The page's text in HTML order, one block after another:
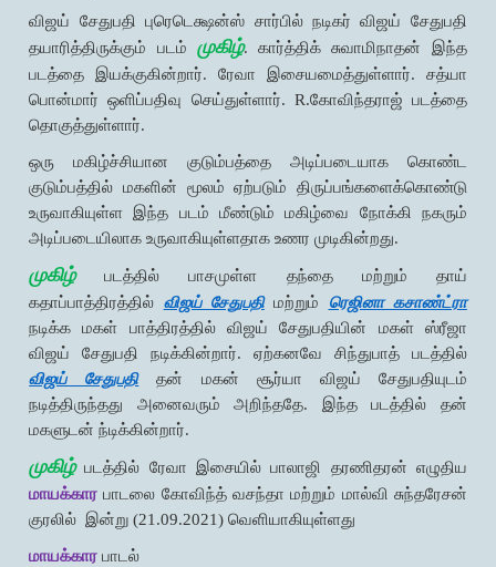
விஜய் சேதுபதி புரெடெக்ஷன்ஸ் சார்பில் நடிகர் விஜய் சேதுபதி
தயாரித்திருக்கும் படம் முகிழ். கார்த்திக் சுவாமிநாதன் இந்த
படத்தை இயக்குகின்றார். ரேவா இசையமைத்துள்ளார். சத்யா
பொன்மார் ஒளிப்பதிவு செய்துள்ளார். R.கோவிந்தராஜ் படத்தை
தொகுத்துள்ளார்.
ஒரு மகிழ்ச்சியான குடும்பத்தை அடிப்படையாக கொண்ட
குடும்பத்தில் மகளின் மூலம் ஏற்படும் திருப்பங்களைக்கொண்டு
உருவாகியுள்ள இந்த படம் மீண்டும் மகிழ்வை நோக்கி நகரும்
அடிப்படையிலாக உருவாகியுள்ளதாக உணர முடிகின்றது.
முகிழ்படத்தில் பாசமுள்ள தந்தை மற்றும் தாய்
கதாப்பாத்திரத்தில் விஜய் சேதுபதிமற்றும் ரெஜினா கசாண்ட்ரா
நடிக்க மகள் பாத்திரத்தில் விஜய் சேதுபதியின் மகள் ஸ்ரீஜா
விஜய் சேதுபதி நடிக்கின்றார். ஏற்கனவே சிந்துபாத் படத்தில்
விஜய் சேதுபதிதன் மகன் சூர்யா விஜய் சேதுபதியுடம்
நடித்திருந்தது அனைவரும் அறிந்ததே. இந்த படத்தில் தன்
மகளுடன் ந்டிக்கின்றார்.
முகிழ்படத்தில் ரேவா இசையில் பாலாஜி தரணிதரன் எழுதிய
மாயக்கார பாடலை கோவிந்த் வசந்தா மற்றும் மால்வி சுந்தரேசன்
குரலில் இன்று (21.09.2021) வெளியாகியுள்ளது
மாயக்கார பாடல்